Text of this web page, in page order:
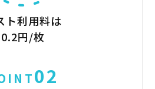
ト利用料は
0.2円/枚
02